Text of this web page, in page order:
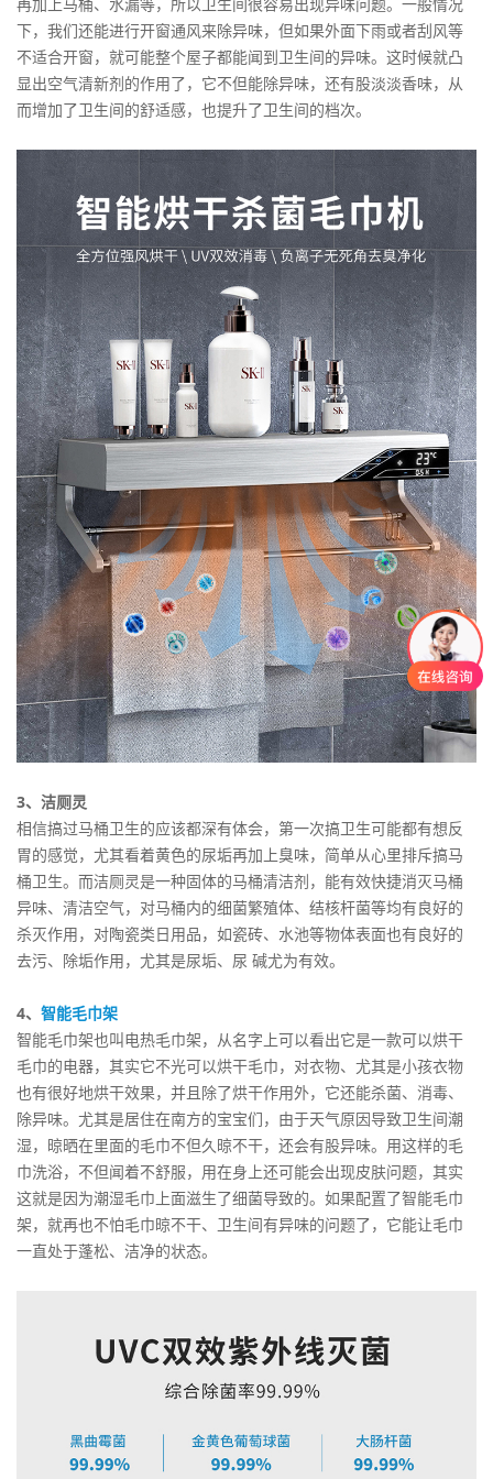
下，我们还能进行开窗通风来除异味，但如果外面下雨或者刮风等
不适合开窗，就可能整个屋子都能闻到卫生间的异味。这时候就凸
显出空气清新剂的作用了，它不但能除异味，还有股淡淡香味，从
而增加了卫生间的舒适感，也提升了卫生间的档次。
3、洁厕灵
相信搞过马桶卫生的应该都深有体会，第一次搞卫生可能都有想反
胃的感觉，尤其看着黄色的尿垢再加上臭味，简单从心里排斥搞马
桶卫生。而洁厕灵是一种固体的马桶清洁剂，能有效快捷消灭马桶
异味、清洁空气，对马桶内的细菌繁殖体、结核杆菌等均有良好的
杀灭作用，对陶瓷类日用品，如瓷砖、水池等物体表面也有良好的
去污、除垢作用，尤其是尿垢、尿 碱尤为有效。
4、 智能毛巾架
智能毛巾架也叫电热毛巾架，从名字上可以看出它是一款可以烘干
毛巾的电器，其实它不光可以烘干毛巾，对衣物、尤其是小孩衣物
也有很好地烘干效果，并且除了烘干作用外，它还能杀菌、消毒、
除异味。尤其是居住在南方的宝宝们，由于天气原因导致卫生间潮
湿，晾晒在里面的毛巾不但久晾不干，还会有股异味。用这样的毛
巾洗浴，不但闻着不舒服，用在身上还可能会出现皮肤问题，其实
这就是因为潮湿毛巾上面滋生了细菌导致的。如果配置了智能毛巾
架，就再也不怕毛巾晾不干、卫生间有异味的问题了，它能让毛巾
一直处于蓬松、洁净的状态。